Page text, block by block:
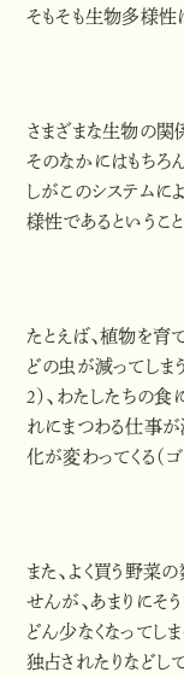
そもそも生物多様性
さまざまな生物の関
そのなかにはもちろ
しがこのシステム
様性であるというこ
たとえば、植物を育
どの虫が減ってしま
2）、わたしたちの食
れにまつわる仕事
化が変わってくる（
また、よく買う野菜
せんが、あまりにそ
どん少なくなってし
独占されたりなどし